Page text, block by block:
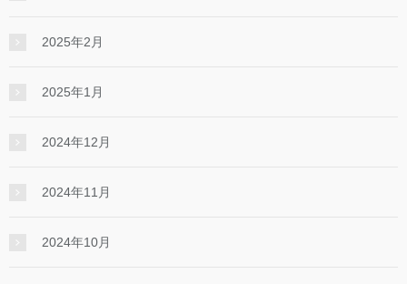
2025年2月
2025年1月
2024年12月
2024年11月
2024年10月